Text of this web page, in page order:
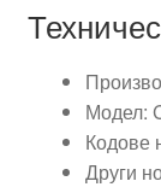
Модел:
Кодове
Други